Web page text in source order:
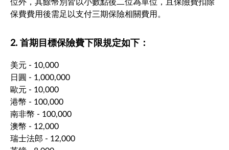
位外，其餘幣別皆以小數點後二位為單位，且保險費扣除
保費費用後需足以支付三期保險相關費用。
2. 首期目標保險費下限規定如下：
美元 - 10,000
日圓 - 1,000,000
歐元 - 10,000
港幣 - 100,000
南非幣 - 100,000
澳幣 - 12,000
瑞士法郎 - 12,000